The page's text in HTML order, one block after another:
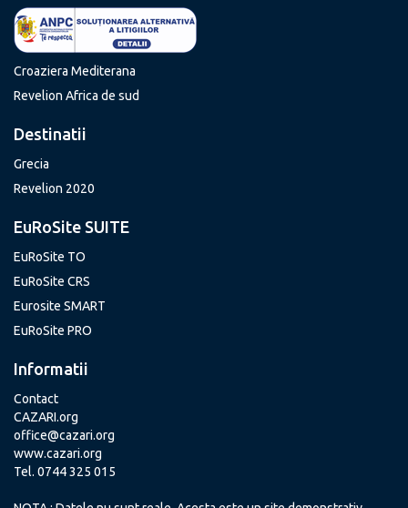
Croaziera Mediterana
Revelion Africa de sud
Destinatii
Grecia
Revelion 2020
EuRoSite SUITE
EuRoSite TO
EuRoSite CRS
Eurosite SMART
EuRoSite PRO
Informatii
Contact
CAZARI.org
office@cazari.org
www.cazari.org
Tel. 0744 325 015